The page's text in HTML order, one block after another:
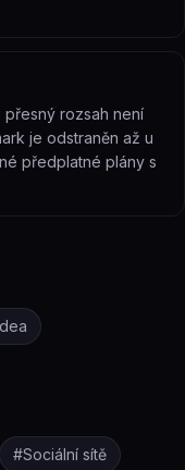
rozsah není
je odstraněn až u
předplatné plány s
#Sociální sítě